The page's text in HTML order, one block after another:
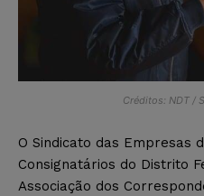
Créditos: NDT /
O Sindicato das Empresas
Consignatários do Distrito
Associação dos